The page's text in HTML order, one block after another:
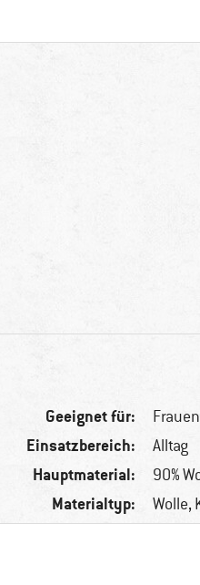
Geeignet für: Frauen
Einsatzbereich: Alltag
Hauptmaterial: 90%
Materialtyp: Wolle,